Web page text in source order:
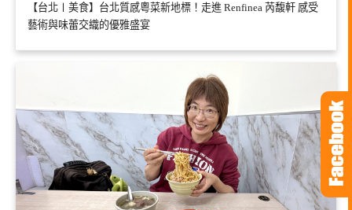
【台北〡美食】台北質感粵菜新地標！走進 Renfinea 芮馥軒 感受
藝術與味蕾交織的優雅盛宴